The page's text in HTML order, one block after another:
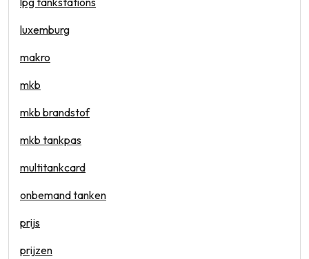
luxemburg
makro
mkb
mkb brandstof
mkb tankpas
multitankcard
onbemand tanken
prijs
prijzen